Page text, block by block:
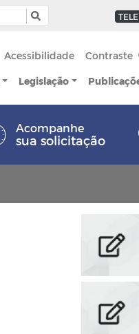
Acessibilidade Contraste
Legislação
Acompanhe
sua solicitação